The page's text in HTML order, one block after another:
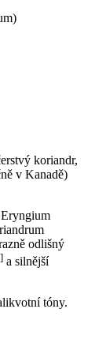
koriandr,
v Kanadě)
odlišný
a silnější
tóny.